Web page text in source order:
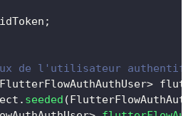
idToken ;
de l'utilisateur
FlutterFlowAuthAuthUser>
. seeded (